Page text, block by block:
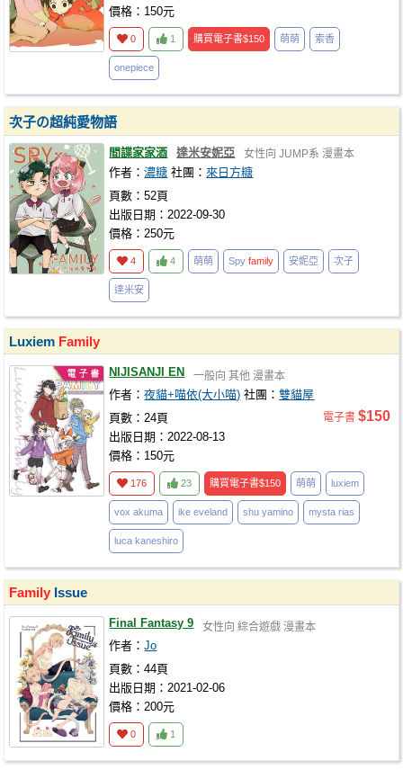
價格：150元
0 1 購買電子書$150 萌萌 索香
onepiece
次子の超純愛物語
間諜家家酒 達米安妮亞 女性向 JUMP系 漫畫本
作者：濃糖 社團： 來日方糖
頁數：52頁
出版日期：2022-09-30
價格：250元
4 4 萌萌 Spyfamily 安妮亞 次子
達米安
Luxiem Family
NIJISANJI EN 一般向 其他 漫畫本
作者：夜貓+喵依(大小喵) 社團：雙貓屋
頁數：24頁
出版日期：2022-08-13
價格：150元
電子書 $150
176 23 購買電子書$150 萌萌 luxiem
vox akuma ike eveland shu yamino mysta rias
luca kaneshiro
Family Issue
Final Fantasy 9 女性向 綜合遊戲 漫畫本
作者：Jo
頁數：44頁
出版日期：2021-02-06
價格：200元
0 1